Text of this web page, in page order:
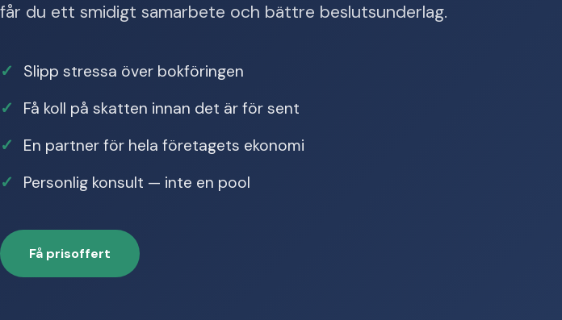
får du ett smidigt samarbete och bättre beslutsunderlag.
Slipp stressa över bokföringen
Få koll på skatten innan det är för sent
En partner för hela företagets ekonomi
Personlig konsult — inte en pool
Få prisoffert